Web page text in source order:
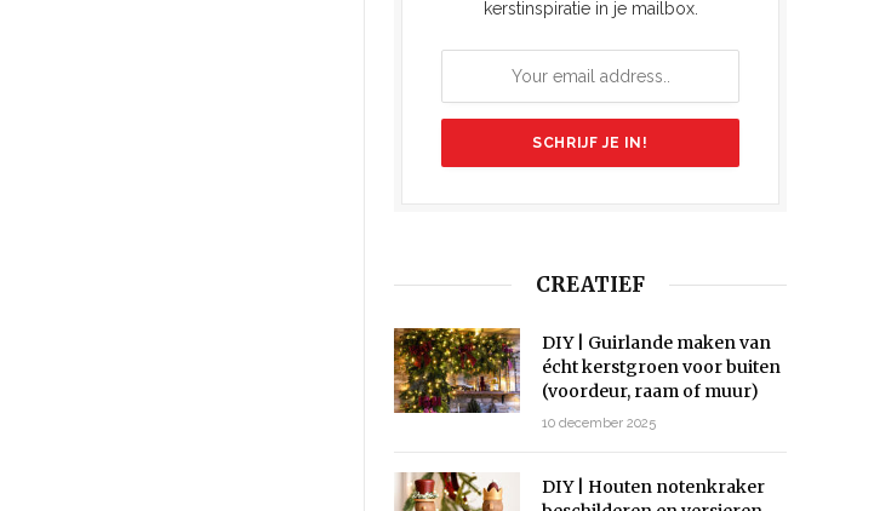
kerstinspiratie in je mailbox.
CREATIEF
DIY | Guirlande maken van
écht kerstgroen voor buiten
(voordeur, raam of muur)
10 december 2025
DIY | Houten notenkraker